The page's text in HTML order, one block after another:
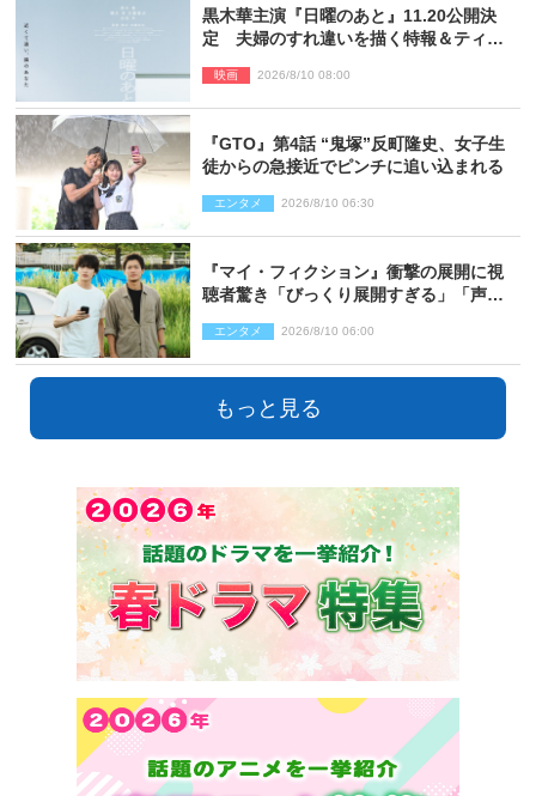
黒木華主演『日曜のあと』11.20公開決
定 夫婦のすれ違いを描く特報＆ティザ
映画 2026/8/10 08:00
『GTO』第4話 “鬼塚”反町隆史、女子生
徒からの急接近でピンチに追い込まれる
エンタメ 2026/8/10 06:30
『マイ・フィクション』衝撃の展開に視
聴者驚き「びっくり展開すぎる」「声出
エンタメ 2026/8/10 06:00
もっと見る